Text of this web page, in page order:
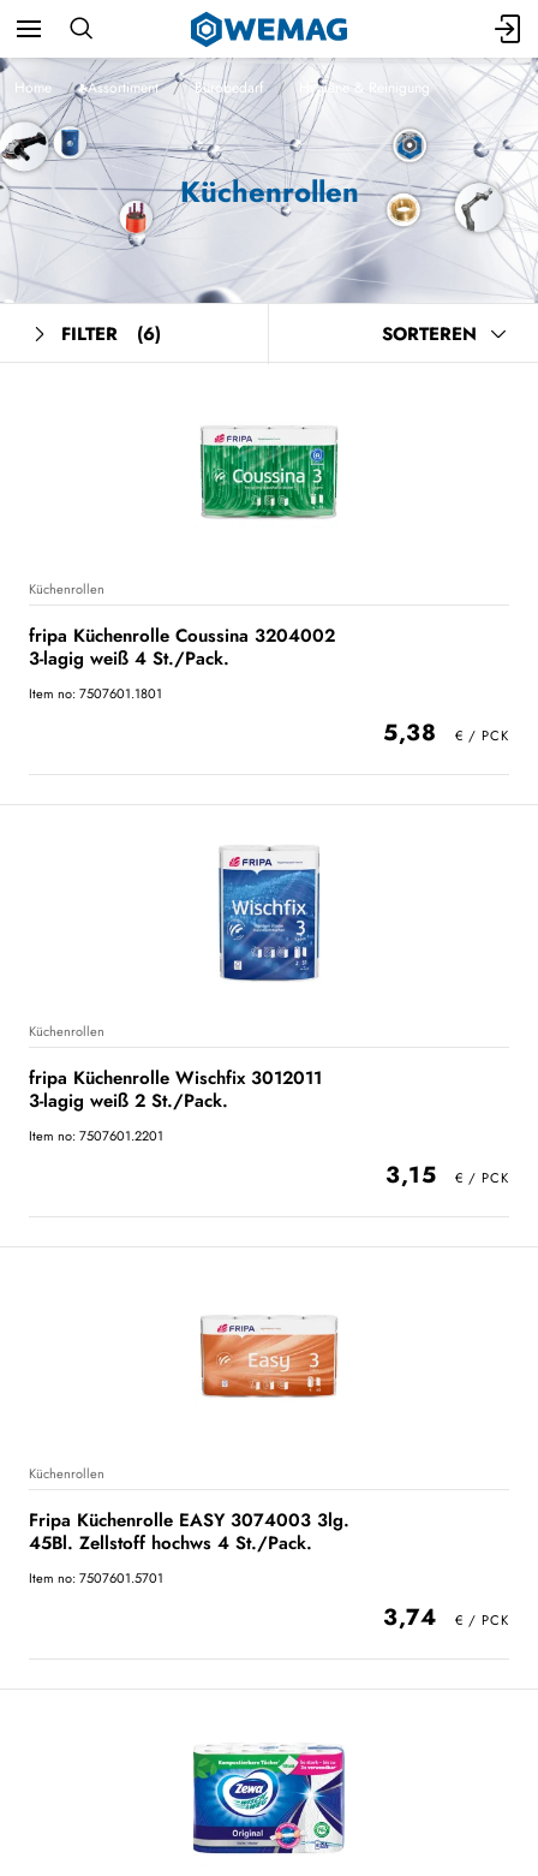
Home Assortiment Bürobedarf Hygiene & Reinigung
Küchenrollen
FILTER (6) SORTEREN
Küchenrollen
fripa Küchenrolle Coussina 3204002
3-lagig weiß 4 St./Pack.
Item no: 7507601.1801
5,38
Küchenrollen
fripa Küchenrolle Wischfix 3012011
3-lagig weiß 2 St./Pack.
Item no: 7507601.2201
3,15
Küchenrollen
Fripa Küchenrolle EASY 3074003 3lg.
45Bl. Zellstoff hochws 4 St./Pack.
Item no: 7507601.5701
3,74